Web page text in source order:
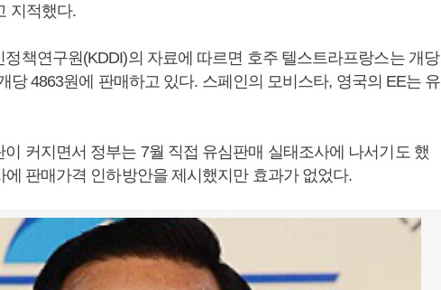
지적했다.
책연구원(KDDI)의 자료에 따르면 호주 텔스트라프랑스는 개당
당 4863원에 판매하고 있다. 스페인의 모비스타, 영국의 EE는 유
커지면서 정부는 7월 직접 유심판매 실태조사에 나서기도 했
에 판매가격 인하방안을 제시했지만 효과가 없었다.